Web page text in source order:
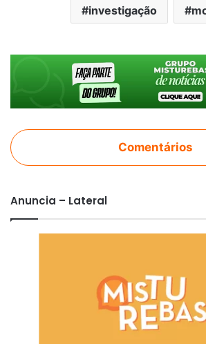
investigação
Comentários
Anuncia – Lateral